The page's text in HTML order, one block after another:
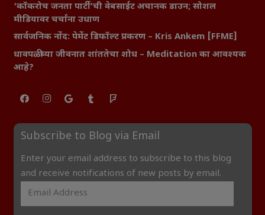
‘कॉकरोच जनता पार्टी’ची वेबसाईट अचानक डाउन; सोशल
मीडियावर चर्चांना उधाण
सार्वजनिक नोंद: पेमेंट डिफॉल्ट प्रकरण – Kris Ankem [FFME]
धावपळीच्या जीवनात शांततेचा शोध – Meditation का आवश्यक
आहे?
Subscribe to Blog via Email
Enter your email address to subscribe to this blog
and receive notifications of new posts by email.
Email